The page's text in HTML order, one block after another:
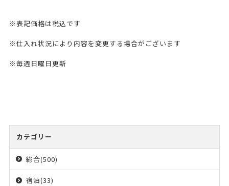
※表記価格は税込です
※仕入れ状況により内容を変更する場合がございます
※毎週日曜日更新
カテゴリー
総合(500)
宿泊(33)